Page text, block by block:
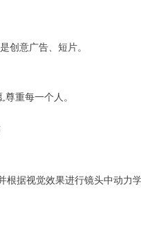
创意广告、短片。
重每一个人。
根据视觉效果进行镜头中动力